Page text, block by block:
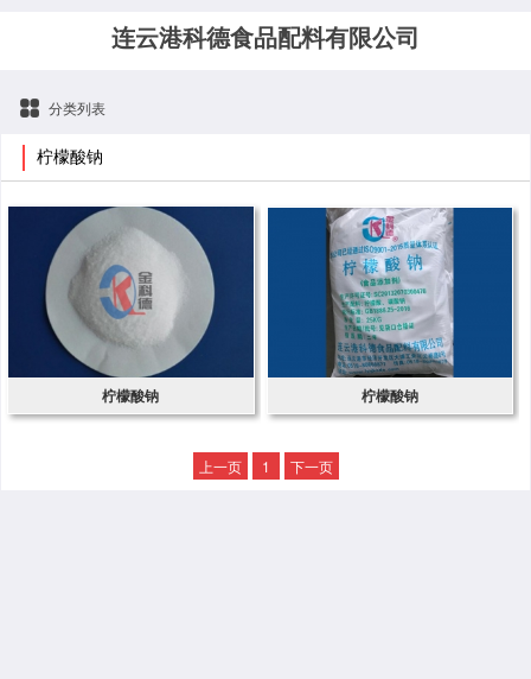
连云港科德食品配料有限公司
分类列表
柠檬酸钠
柠檬酸钠 柠檬酸钠
上一页 1 下一页